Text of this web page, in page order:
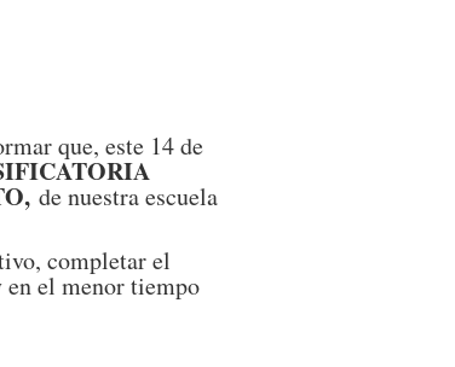
que, este 14 de
de nuestra escuela
completar el
el menor tiempo